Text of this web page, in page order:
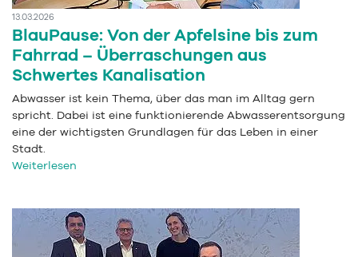
13.03.2026
BlauPause: Von der Apfelsine bis zum
Fahrrad – Überraschungen aus
Schwertes Kanalisation
Abwasser ist kein Thema, über das man im Alltag gern
spricht. Dabei ist eine funktionierende Abwasserentsorgung
eine der wichtigsten Grundlagen für das Leben in einer
Stadt.
Weiterlesen